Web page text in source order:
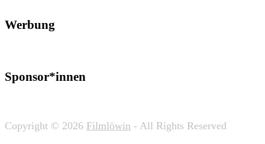
Werbung
Sponsor*innen
Copyright © 2026 Filmlöwin - All Rights Reserved